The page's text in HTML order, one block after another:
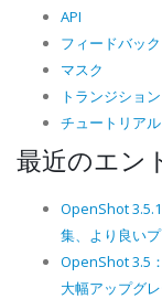
API
フィードバック
マスク
トランジション
チュートリアル
最近のエン
OpenShot
集、より良い
OpenShot 3.5
大幅アップグ